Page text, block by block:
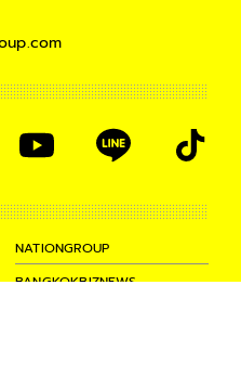
NATIONGROUP
BANGKOKBIZNEWS